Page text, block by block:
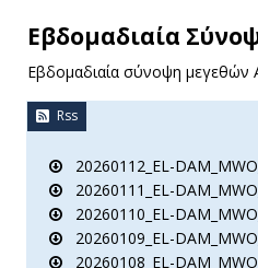
Εβδομαδιαία
Εβδομαδιαία σύνοψη μεγεθών
Rss
20260112_EL-
20260111_EL-
20260110_EL-
20260109_EL-
20260108_EL-